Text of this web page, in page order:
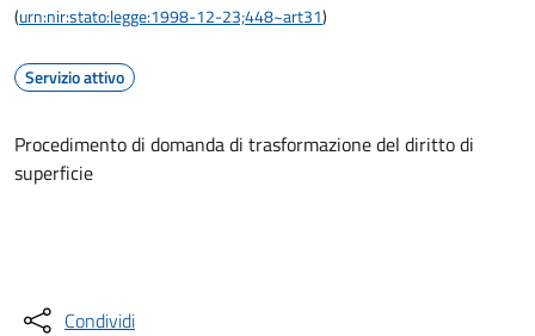
(urn:nir:stato:legge:1998-12-23;448~art31)
Servizio attivo
Procedimento di domanda di trasformazione del diritto di
superficie
Condividi